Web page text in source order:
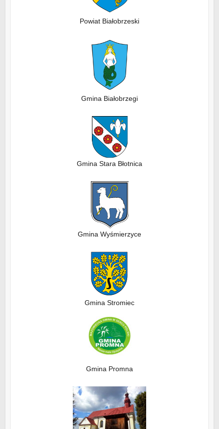
Powiat Białobrzeski
Gmina Białobrzegi
Gmina Stara Błotnica
Gmina Wyśmierzyce
Gmina Stromiec
Gmina Promna